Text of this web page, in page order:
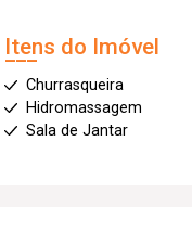
Itens do Imóvel
Churrasqueira
Hidromassagem
Sala de Jantar